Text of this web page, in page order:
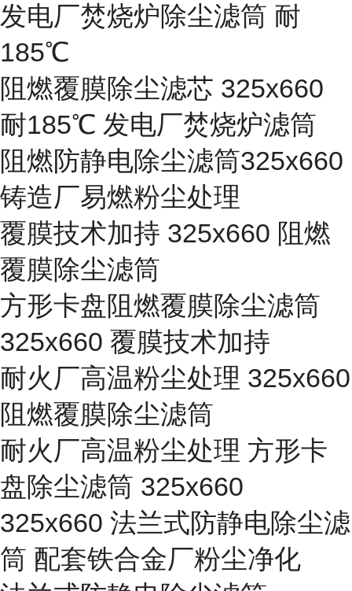
发电厂焚烧炉除尘滤筒 耐
185℃
阻燃覆膜除尘滤芯 325x660
耐185℃ 发电厂焚烧炉滤筒
阻燃防静电除尘滤筒325x660
铸造厂易燃粉尘处理
覆膜技术加持 325x660 阻燃
覆膜除尘滤筒
方形卡盘阻燃覆膜除尘滤筒
325x660 覆膜技术加持
耐火厂高温粉尘处理 325x660
阻燃覆膜除尘滤筒
耐火厂高温粉尘处理 方形卡
盘除尘滤筒 325x660
325x660 法兰式防静电除尘滤
筒 配套铁合金厂粉尘净化